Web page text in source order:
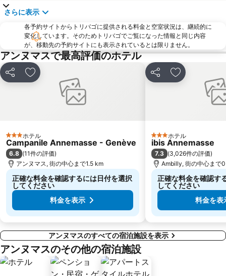
さらに表示
各予約サイトからトリバゴに提供される料金と空室状況は、継続的に
変化しています。そのためトリバゴでご覧になった情報と同じ内容
が、移動先の予約サイトにも表示されているとは限りません。
アンヌマスで最高評価のホテル
シェア お気に入りに追加
3 ホテルのランク
ホテル
Campanile Annemasse - Genève
6.8 (11件の評価)
アンヌマス, 街の中心まで1.5 km
正確な料金を確認するには日付を選択
してください
料金を表示
シェア お気に入りに
3 ホテルのランク
ホテル
ibis Annemasse
7.3 (3,026件の評価)
Ambilly, 街の中心まで
正確な料金を確認す
してください
料金を表
アンヌマスのすべての宿泊施設を表示
アンヌマスのその他の宿泊施設